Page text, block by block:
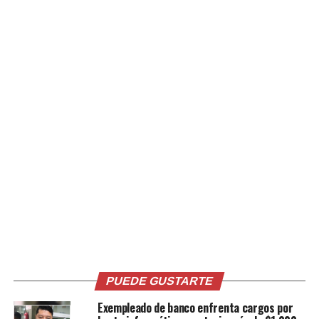
Ernesto Sánchez Escobar y Martín Rogel Zepeda, dictó
de julio de 2007.
PUEDE GUSTARTE
Exempleado de banco enfrenta cargos por